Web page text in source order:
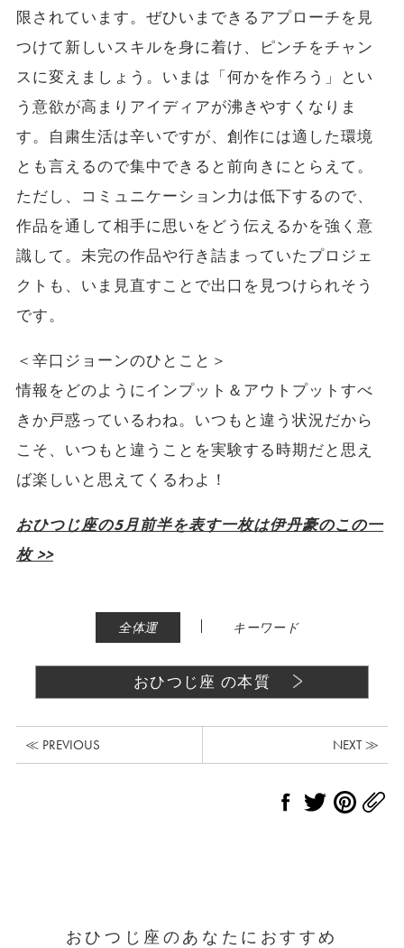
限されています。ぜひいまできるアプローチを見
つけて新しいスキルを身に着け、ピンチをチャン
スに変えましょう。いまは「何かを作ろう」とい
う意欲が高まりアイディアが沸きやすくなりま
す。自粛生活は辛いですが、創作には適した環境
とも言えるので集中できると前向きにとらえて。
ただし、コミュニケーション力は低下するので、
作品を通して相手に思いをどう伝えるかを強く意
識して。未完の作品や行き詰まっていたプロジェ
クトも、いま見直すことで出口を見つけられそう
です。
＜辛口ジョーンのひとこと＞
情報をどのようにインプット＆アウトプットすべ
きか戸惑っているわね。いつもと違う状況だから
こそ、いつもと違うことを実験する時期だと思え
ば楽しいと思えてくるわよ！
おひつじ座の5月前半を表す一枚は伊丹豪のこの一
枚 >>
全体運 | キーワード
おひつじ座 の本質
≪ PREVIOUS NEXT ≫
おひつじ座のあなたにおすすめ